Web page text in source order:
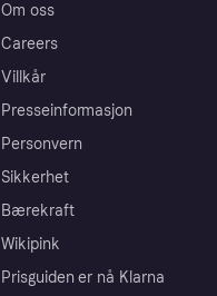
Om oss
Careers
Villkår
Presseinformasjon
Personvern
Sikkerhet
Bærekraft
Wikipink
Prisguiden er nå Klarna